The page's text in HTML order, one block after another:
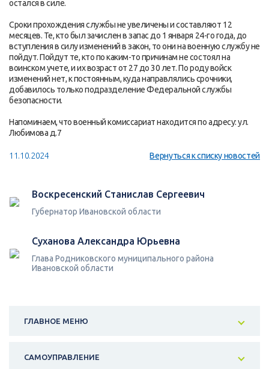
остался в силе.
Сроки прохождения службы не увеличены и составляют 12
месяцев. Те, кто был зачислен в запас до 1 января 24-го года, до
вступления в силу изменений в закон, то они на военную службу не
пойдут. Пойдут те, кто по каким-то причинам не состоял на
воинском учете, и их возраст от 27 до 30 лет. По роду войск
изменений нет, к постоянным, куда направлялись срочники,
добавилось только подразделение Федеральной службы
безопасности.
Напоминаем, что военный комиссариат находится по адресу: ул.
Любимова д.7
11.10.2024 Вернуться к списку новостей
Воскресенский Станислав Сергеевич
Губернатор Ивановской области
Суханова Александра Юрьевна
Глава Родниковского муниципального района
Ивановской области
ГЛАВНОЕ МЕНЮ
САМОУПРАВЛЕНИЕ